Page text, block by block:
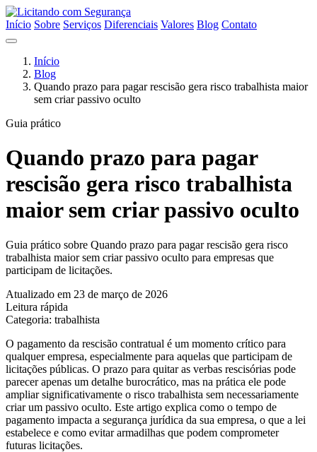
Início Sobre Serviços Diferenciais Valores Blog Contato
Início
Blog
Quando prazo para pagar rescisão gera risco trabalhista maior
sem criar passivo oculto
Guia prático
Quando prazo para pagar
rescisão gera risco trabalhista
maior sem criar passivo oculto
Guia prático sobre Quando prazo para pagar rescisão gera risco
trabalhista maior sem criar passivo oculto para empresas que
participam de licitações.
Atualizado em 23 de março de 2026
Leitura rápida
Categoria: trabalhista
O pagamento da rescisão contratual é um momento crítico para
qualquer empresa, especialmente para aquelas que participam de
licitações públicas. O prazo para quitar as verbas rescisórias pode
parecer apenas um detalhe burocrático, mas na prática ele pode
ampliar significativamente o risco trabalhista sem necessariamente
criar um passivo oculto. Este artigo explica como o tempo de
pagamento impacta a segurança jurídica da sua empresa, o que a lei
estabelece e como evitar armadilhas que podem comprometer
futuras licitações.